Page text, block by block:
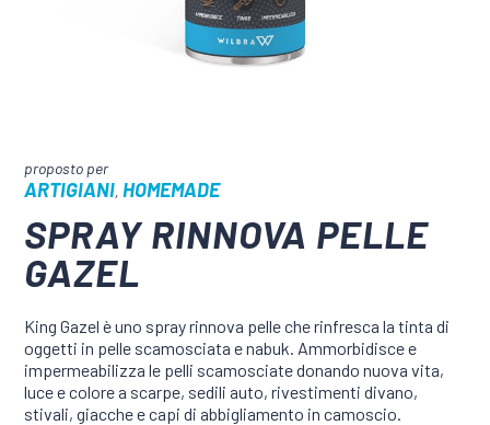
ARTIGIANI,HOMEMADE
SPRAY RINNOVA PELLE
GAZEL
King Gazel è uno spray rinnova pelle che rinfresca la tinta di
oggetti in pelle scamosciata e nabuk. Ammorbidisce e
impermeabilizza le pelli scamosciate donando nuova vita,
luce e colore a scarpe, sedili auto, rivestimenti divano,
stivali, giacche e capi di abbigliamento in camoscio.